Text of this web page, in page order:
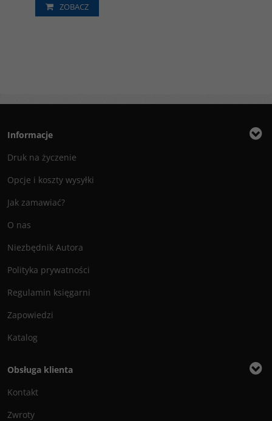
ZOBACZ
Informacje
Druk na życzenie
Opcje i koszty wysyłki
Jak zamawiać?
O nas
Niezbędnik Autora
Polityka prywatności
Regulamin księgarni
Zapowiedzi
Katalog
Obsługa klienta
Kontakt
Zwroty